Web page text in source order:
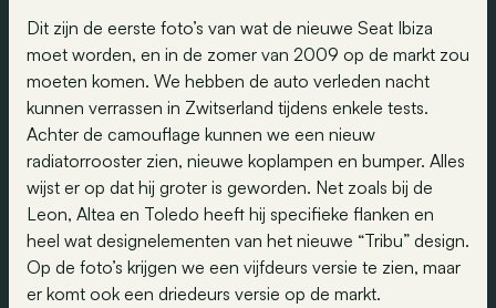
Dit zijn de eerste foto’s van wat de nieuwe Seat Ibiza
moet worden, en in de zomer van 2009 op de markt zou
moeten komen. We hebben de auto verleden nacht
kunnen verrassen in Zwitserland tijdens enkele tests.
Achter de camouflage kunnen we een nieuw
radiatorrooster zien, nieuwe koplampen en bumper. Alles
wijst er op dat hij groter is geworden. Net zoals bij de
Leon, Altea en Toledo heeft hij specifieke flanken en
heel wat designelementen van het nieuwe “Tribu” design.
Op de foto’s krijgen we een vijfdeurs versie te zien, maar
er komt ook een driedeurs versie op de markt.